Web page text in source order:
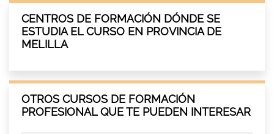
CENTROS DE FORMACIÓN DÓNDE SE
ESTUDIA EL CURSO EN PROVINCIA DE
MELILLA
OTROS CURSOS DE FORMACIÓN
PROFESIONAL QUE TE PUEDEN INTERESAR